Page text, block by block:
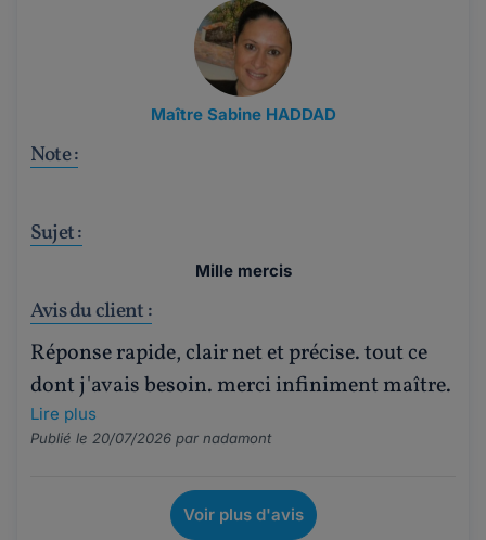
Maître Sabine HADDAD
Note :
Sujet :
Mille mercis
Avis du client :
Réponse rapide, clair net et précise. tout ce
dont j'avais besoin. merci infiniment maître.
Lire plus
Publié le 20/07/2026 par nadamont
Voir plus d'avis